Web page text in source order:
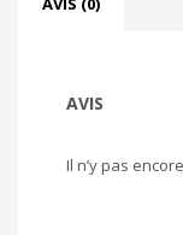
AVIS
Il n’y pas